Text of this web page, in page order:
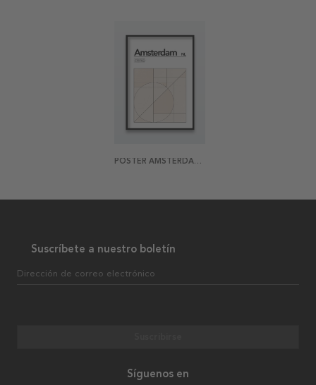
POSTER AMSTERDAM ABSTRACT
Suscríbete a nuestro boletín
Dirección de correo electrónico
Síguenos en